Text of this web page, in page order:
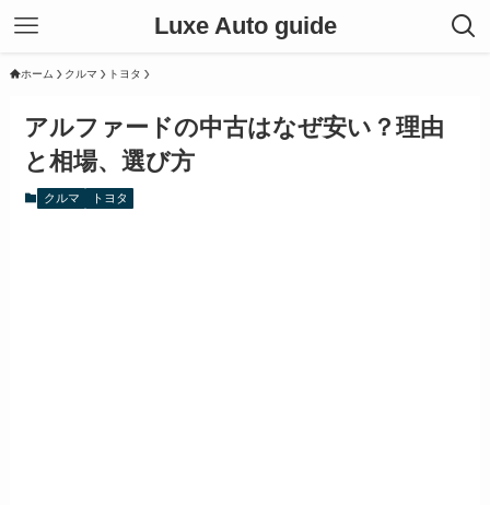
Luxe Auto guide
ホーム クルマ トヨタ
アルファードの中古はなぜ安い？理由
と相場、選び方
クルマ トヨタ